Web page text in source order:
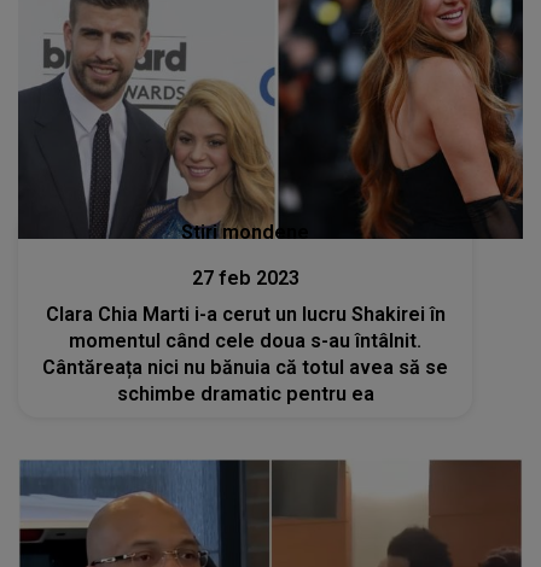
Stiri mondene
27 feb 2023
Clara Chia Marti i-a cerut un lucru Shakirei în
momentul când cele doua s-au întâlnit.
Cântăreața nici nu bănuia că totul avea să se
schimbe dramatic pentru ea